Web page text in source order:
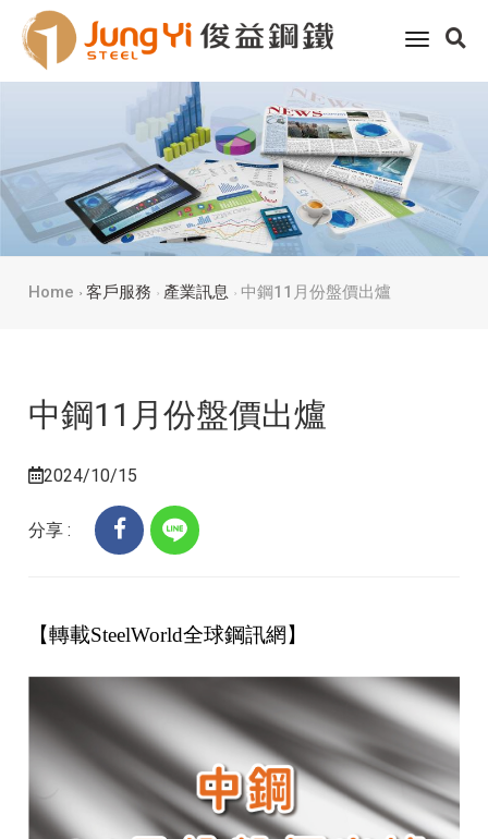
toggle
Home 客戶服務 產業訊息 中鋼11月份盤價出爐
中鋼11月份盤價出爐
2024/10/15
分享 :
【轉載SteelWorld全球鋼訊網】